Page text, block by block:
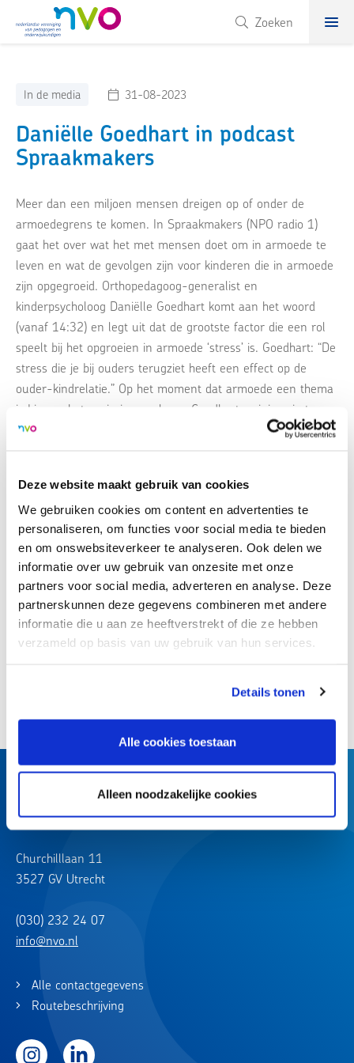
Deze website maakt gebruik van cookies
We gebruiken cookies om content en advertenties te
personaliseren, om functies voor social media te bieden
en om onswebsiteverkeer te analyseren. Ook delen we
informatie over uw gebruik van onzesite met onze
partners voor social media, adverteren en analyse. Deze
partnerskunnen deze gegevens combineren met andere
informatie die u aan ze heeftverstrekt of die ze hebben
verzameld op basis van uw gebruik van hun services.
Details tonen
Alle cookies toestaan
Alleen noodzakelijke cookies
NVO Zoeken
In de media 31-08-2023
Daniëlle Goedhart in podcast
Spraakmakers
Meer dan een miljoen mensen dreigen op of onder de
armoedegrens te komen. In Spraakmakers (NPO radio 1)
gaat het over wat het met mensen doet om in armoede te
leven en wat de gevolgen zijn voor kinderen die in armoede
zijn opgegroeid. Orthopedagoog-generalist en
kinderpsycholoog Daniëlle Goedhart komt aan het woord
(vanaf 14:32) en legt uit dat de grootste factor die een rol
speelt bij het opgroeien in armoede ‘stress’ is. Goedhart: “De
stress die je bij ouders terugziet heeft een effect op de
ouder-kindrelatie.” Op het moment dat armoede een thema
is binnen het gezin is er volgens Goedhart weinig ruimte
voor warmte, genegenheid en aandacht. Ook ervaren
sporten, want daar hebben papa en mama geen geld voor.”
Deze stresservaringen hebben grote gevolgen op de lange
termijn.
> Klikhierom naar de podcast te gaan
Terug naar overzicht
Churchilllaan 11
3527 GV Utrecht
(030) 232 24 07
info@nvo.nl
Alle contactgegevens
Routebeschrijving